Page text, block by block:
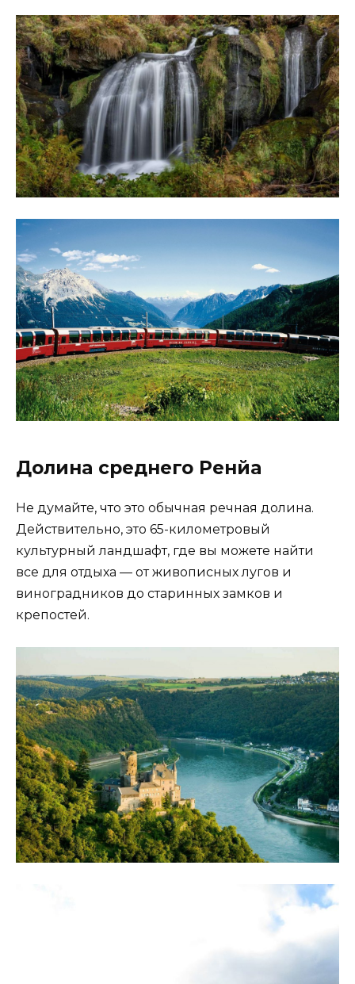
Долина среднего Ренйа
Не думайте, что это обычная речная долина.
Действительно, это 65-километровый
культурный ландшафт, где вы можете найти
все для отдыха — от живописных лугов и
виноградников до старинных замков и
крепостей.